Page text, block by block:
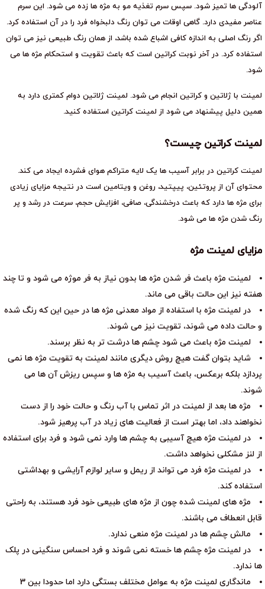
آلودگی ها تمیز شود. سپس سرم تغذیه مو به مژه ها زده می شود. این سرم
عناصر مفیدی دارد. گاهی اوقات می توان رنگ دلبخواه فرد را در آن استفاده کرد.
اگر رنگ اصلی به اندازه کافی اشباع شده باشد، از همان رنگ طبیعی نیز می توان
استفاده کرد. در آخر نوبت کراتین است که باعث تقویت و استحکام مژه ها می
شود.
لمینت با ژلاتین و کراتین انجام می شود. لمینت ژلاتین دوام کمتری دارد به
همین دلیل پیشنهاد می شود از لمینت کراتین استفاده کنید.
لمینت کراتین چیست؟
لمینت کراتین در برابر آسیب ها یک لایه متراکم هوای فشرده ایجاد می کند.
محتوای آن از پروتئین، پیپتید، روغن و ویتامین است در نتیجه مزایای زیادی
برای مژه ها دارد که باعث درخشندگی، صافی، افزایش حجم، سرعت در رشد و پر
رنگ شدن مژه ها می شود.
مزایای لمینت مژه
لمینت مژه باعث فر شدن مژه ها بدون نیاز به فر موژه می شود و تا چند
هفته نیز این حالت باقی می ماند.
در لمینت مژه با استفاده از مواد معدنی مژه ها در حین این که رنگ شده
و حالت داده می شوند، تقویت نیز می شوند.
لمینت مژه باعث می شود چشم ها درشت تر به نظر برسند.
شاید بتوان گفت هیچ روش دیگری مانند لمینت به تقویت مژه ها نمی
پردازد بلکه برعکس، باعث آسیب به مژه ها و سپس ریزش آن ها می
شوند.
مژه ها بعد از لمینت در اثر تماس با آب رنگ و حالت خود را از دست
نخواهند داد، اما بهتر است از فعالیت های زیاد در آب پرهیز شود.
در لمینت مژه هیچ آسیبی به چشم ها وارد نمی شود و فرد برای استفاده
از لنز مشکلی نخواهد داشت.
در لمینت مژه فرد می تواند از ریمل و سایر لوازم آرایشی و بهداشتی
استفاده کند.
مژه های لمینت شده چون از مژه های طبیعی خود فرد هستند، به راحتی
قابل انعطاف می باشند.
مالش چشم ها در لمینت مژه منعی ندارد.
در لمینت مژه چشم ها خسته نمی شوند و فرد احساس سنگینی در پلک
ها ندارد.
ماندگاری لمینت مژه به عوامل مختلف بستگی دارد اما حدودا بین 3